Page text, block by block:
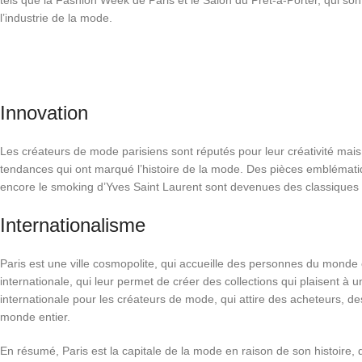
l’industrie de la mode.
Innovation
Les créateurs de mode parisiens sont réputés pour leur créativité
tendances qui ont marqué l’histoire de la mode. Des pièces
encore le smoking d’Yves Saint Laurent sont devenues des
Internationalisme
Paris est une ville cosmopolite, qui accueille des personnes du
internationale, qui leur permet de créer des collections qui plaisent à
internationale pour les créateurs de mode, qui attire des acheteurs,
monde entier.
En résumé, Paris est la capitale de la mode en raison de son